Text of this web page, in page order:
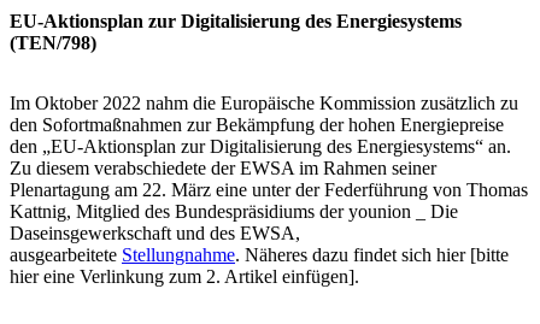
EU-Aktionsplan zur Digitalisierung des Energiesystems
(TEN/798)
Im Oktober 2022 nahm die Europäische Kommission zusätzlich zu
den Sofortmaßnahmen zur Bekämpfung der hohen Energiepreise
den „EU-Aktionsplan zur Digitalisierung des Energiesystems“ an.
Zu diesem verabschiedete der EWSA im Rahmen seiner
Plenartagung am 22. März eine unter der Federführung von Thomas
Kattnig, Mitglied des Bundespräsidiums der younion _ Die
Daseinsgewerkschaft und des EWSA,
ausgearbeitete Stellungnahme. Näheres dazu findet sich hier [bitte
hier eine Verlinkung zum 2. Artikel einfügen].